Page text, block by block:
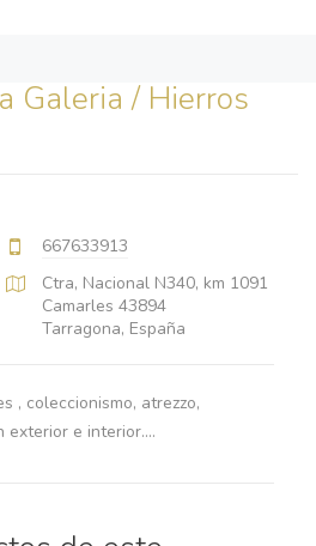
Galeria / Hierros
667633913
Ctra, Nacional N340, km 1091
Camarles 43894
Tarragona, España
, coleccionismo, atrezzo,
exterior e interior....